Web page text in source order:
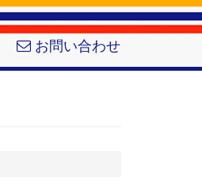
お問い合わせ